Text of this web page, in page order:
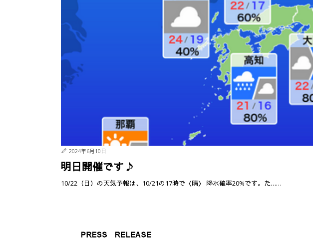
2024年6月10日
明日開催です♪
10/22（日）の天気予報は、10/21の17時で〈晴〉 降水確率20%です。た……